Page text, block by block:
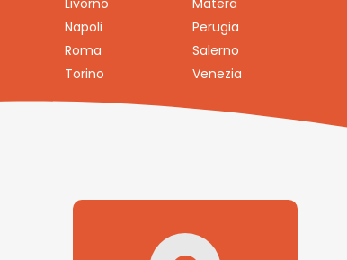
Livorno
Matera
Napoli
Perugia
Roma
Salerno
Torino Venezia